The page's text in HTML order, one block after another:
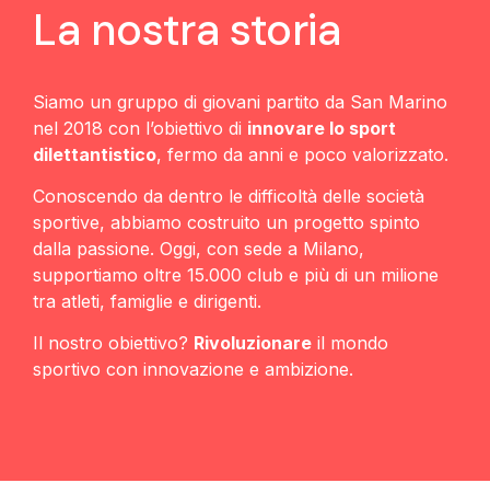
La nostra storia
Siamo un gruppo di giovani partito da San Marino
nel 2018 con l’obiettivo di innovare lo sport
dilettantistico, fermo da anni e poco valorizzato.
Conoscendo da dentro le difficoltà delle società
sportive, abbiamo costruito un progetto spinto
dalla passione. Oggi, con sede a Milano,
supportiamo oltre 15.000 club e più di un milione
tra atleti, famiglie e dirigenti.
Il nostro obiettivo? Rivoluzionare il mondo
sportivo con innovazione e ambizione.